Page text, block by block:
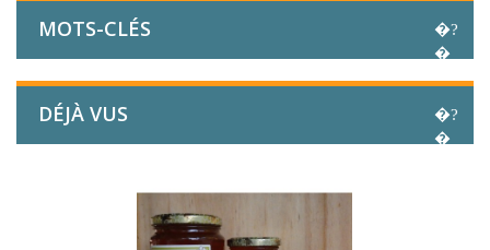
MOTS-CLÉS
DÉJÀ VUS